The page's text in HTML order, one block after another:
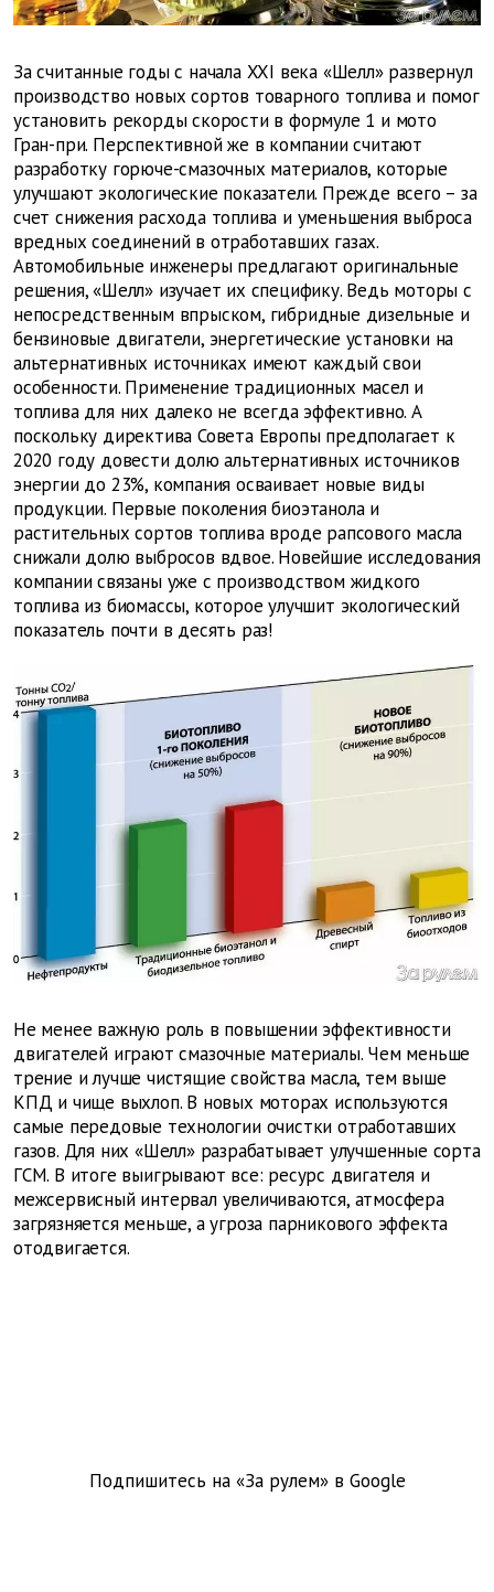
За считанные годы с начала XXI века «Шелл» развернул
производство новых сортов товарного топлива и помог
установить рекорды скорости в формуле 1 и мото
Гран-при. Перспективной же в компании считают
разработку горюче-смазочных материалов, которые
улучшают экологические показатели. Прежде всего – за
счет снижения расхода топлива и уменьшения выброса
вредных соединений в отработавших газах.
Автомобильные инженеры предлагают оригинальные
решения, «Шелл» изучает их специфику. Ведь моторы с
непосредственным впрыском, гибридные дизельные и
бензиновые двигатели, энергетические установки на
альтернативных источниках имеют каждый свои
особенности. Применение традиционных масел и
топлива для них далеко не всегда эффективно. А
поскольку директива Совета Европы предполагает к
2020 году довести долю альтернативных источников
энергии до 23%, компания осваивает новые виды
продукции. Первые поколения биоэтанола и
растительных сортов топлива вроде рапсового масла
снижали долю выбросов вдвое. Новейшие исследования
компании связаны уже с производством жидкого
топлива из биомассы, которое улучшит экологический
показатель почти в десять раз!
Не менее важную роль в повышении эффективности
двигателей играют смазочные материалы. Чем меньше
трение и лучше чистящие свойства масла, тем выше
КПД и чище выхлоп. В новых моторах используются
самые передовые технологии очистки отработавших
газов. Для них «Шелл» разрабатывает улучшенные сорта
ГСМ. В итоге выигрывают все: ресурс двигателя и
межсервисный интервал увеличиваются, атмосфера
загрязняется меньше, а угроза парникового эффекта
отодвигается.
Подпишитесь на «За рулем» в Google